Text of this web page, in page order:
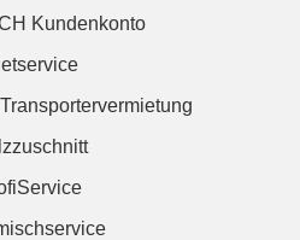
Kundenkonto